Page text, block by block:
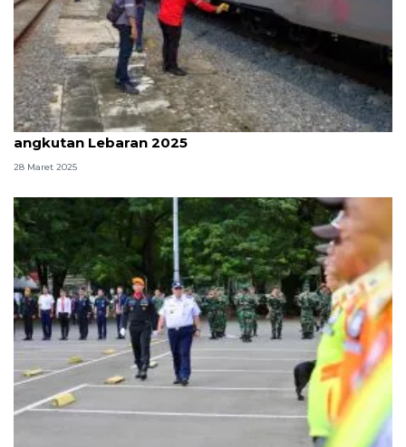
INKA gelar posko ikut sukseskan kelancaran
angkutan Lebaran 2025
28 Maret 2025
Kemenhub minta KAI optimalkan prosedur